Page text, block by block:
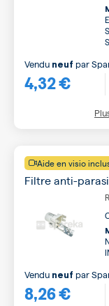
4,32 €
Vendu neuf par
Aide en visio
Filtre anti-
8,26 €
Vendu neuf par